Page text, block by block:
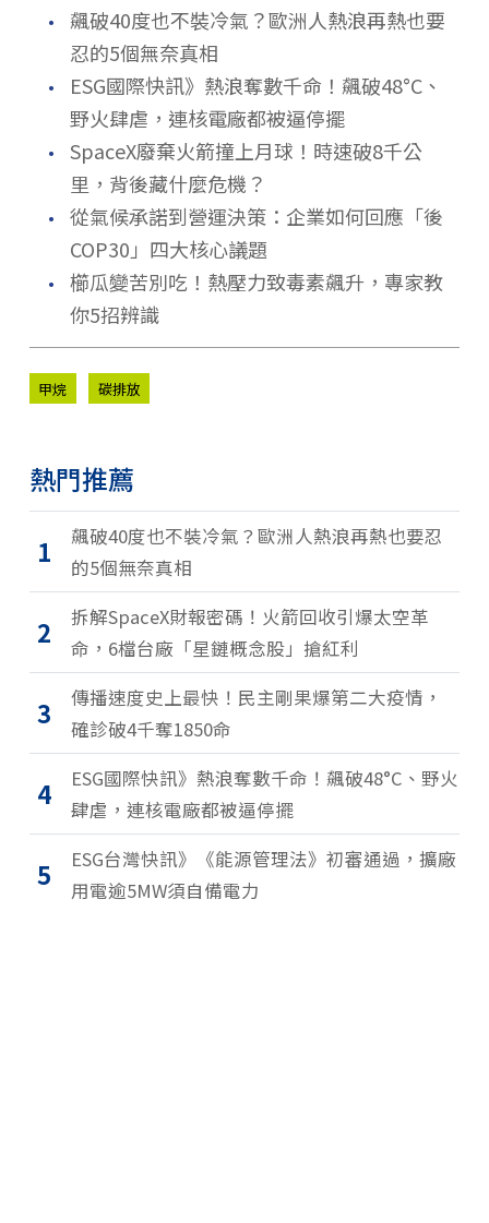
．
飆破40度也不裝冷氣？歐洲人熱浪再熱也要
忍的5個無奈真相
．
ESG國際快訊》熱浪奪數千命！飆破48°C、
野火肆虐，連核電廠都被逼停擺
． SpaceX廢棄火箭撞上月球！時速破8千公
里，背後藏什麼危機？
． 從氣候承諾到營運決策：企業如何回應「後
COP30」四大核心議題
． 櫛瓜變苦別吃！熱壓力致毒素飆升，專家教
你5招辨識
甲烷 碳排放
熱門推薦
1
飆破40度也不裝冷氣？歐洲人熱浪再熱也要忍
的5個無奈真相
2
拆解SpaceX財報密碼！火箭回收引爆太空革
命，6檔台廠「星鏈概念股」搶紅利
3
傳播速度史上最快！民主剛果爆第二大疫情，
確診破4千奪1850命
4
ESG國際快訊》熱浪奪數千命！飆破48°C、野火
肆虐，連核電廠都被逼停擺
5
ESG台灣快訊》《能源管理法》初審通過，擴廠
用電逾5MW須自備電力